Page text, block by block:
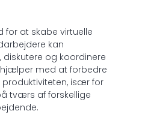
for at skabe virtuelle
kan
diskutere og koordinere
hjælper med at forbedre
især for
tværs af forskellige